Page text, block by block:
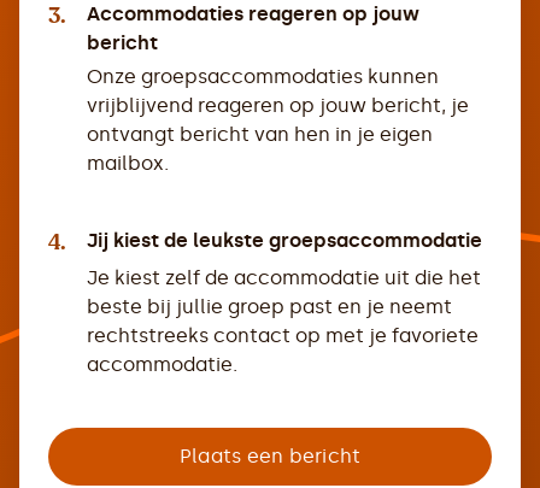
3.
Accommodaties reageren op jouw
bericht
Onze groepsaccommodaties kunnen
vrijblijvend reageren op jouw bericht, je
ontvangt bericht van hen in je eigen
mailbox.
4.
Jij kiest de leukste groepsaccommodatie
Je kiest zelf de accommodatie uit die het
beste bij jullie groep past en je neemt
rechtstreeks contact op met je favoriete
accommodatie.
Plaats een bericht